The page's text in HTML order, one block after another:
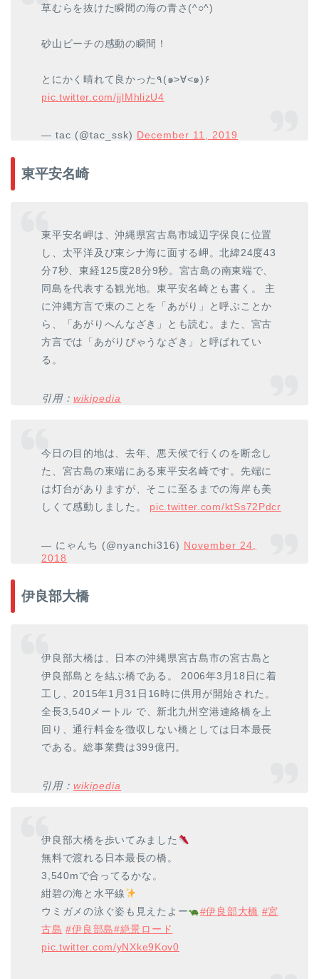
草むらを抜けた瞬間の海の青さ(^○^)
砂山ビーチの感動の瞬間！
とにかく晴れて良かった٩(๑>∀<๑)۶
pic.twitter.com/jjlMhlizU4
— tac (@tac_ssk) December 11, 2019
東平安名崎
東平安名岬は、沖縄県宮古島市城辺字保良に位置
し、太平洋及び東シナ海に面する岬。北緯24度43
分7秒、東経125度28分9秒。宮古島の南東端で、
同島を代表する観光地。東平安名崎とも書く。 主
に沖縄方言で東のことを「あがり」と呼ぶことか
ら、「あがりへんなざき」とも読む。また、宮古
方言では「あがりぴゃうなざき」と呼ばれてい
る。
引用：wikipedia
今日の目的地は、去年、悪天候で行くのを断念し
た、宮古島の東端にある東平安名崎です。先端に
は灯台がありますが、そこに至るまでの海岸も美
しくて感動しました。 pic.twitter.com/ktSs72Pdcr
— にゃんち (@nyanchi316) November 24,
2018
伊良部大橋
伊良部大橋は、日本の沖縄県宮古島市の宮古島と
伊良部島とを結ぶ橋である。 2006年3月18日に着
工し、2015年1月31日16時に供用が開始された。
全長3,540メートル で、新北九州空港連絡橋を上
回り、通行料金を徴収しない橋としては日本最長
である。総事業費は399億円。
引用：wikipedia
伊良部大橋を歩いてみました
無料で渡れる日本最長の橋。
3,540mで合ってるかな。
紺碧の海と水平線
ウミガメの泳ぐ姿も見えたよー
#伊良部大橋 #宮
古島 #伊良部島#絶景ロード
pic.twitter.com/yNXke9Kov0